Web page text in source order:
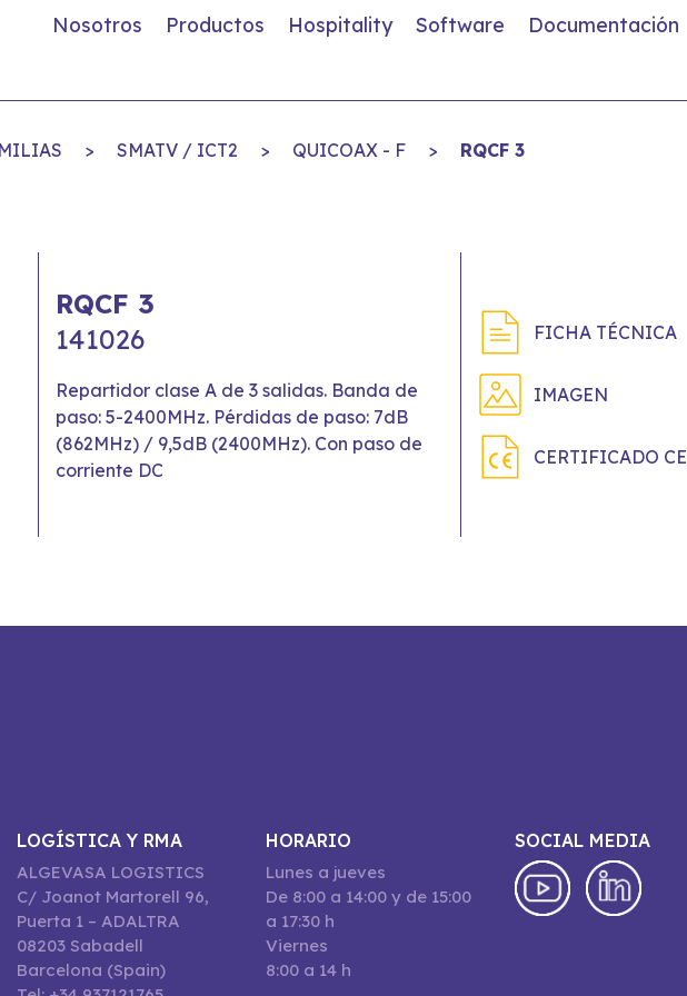
Nosotros Productos Hospitality Software Documentación
> SMATV / ICT2 > QUICOAX - F > RQCF 3
RQCF 3
141026
Repartidor clase A de 3 salidas. Banda de
paso: 5-2400MHz. Pérdidas de paso: 7dB
(862MHz) / 9,5dB (2400MHz). Con paso de
corriente DC
FICHA TÉCNICA
IMAGEN
CERTIFICADO CE
LOGÍSTICA Y RMA
ALGEVASA LOGISTICS
C/ Joanot Martorell 96,
Puerta 1 – ADALTRA
08203 Sabadell
Barcelona (Spain)
HORARIO
Lunes a jueves
De 8:00 a 14:00 y de 15:00
a 17:30 h
Viernes
8:00 a 14 h
SOCIAL MEDIA